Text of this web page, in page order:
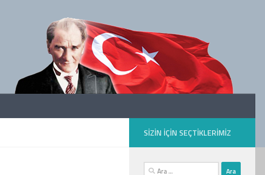
SIZIN IÇIN SEÇTIKLERIMIZ
Arama: